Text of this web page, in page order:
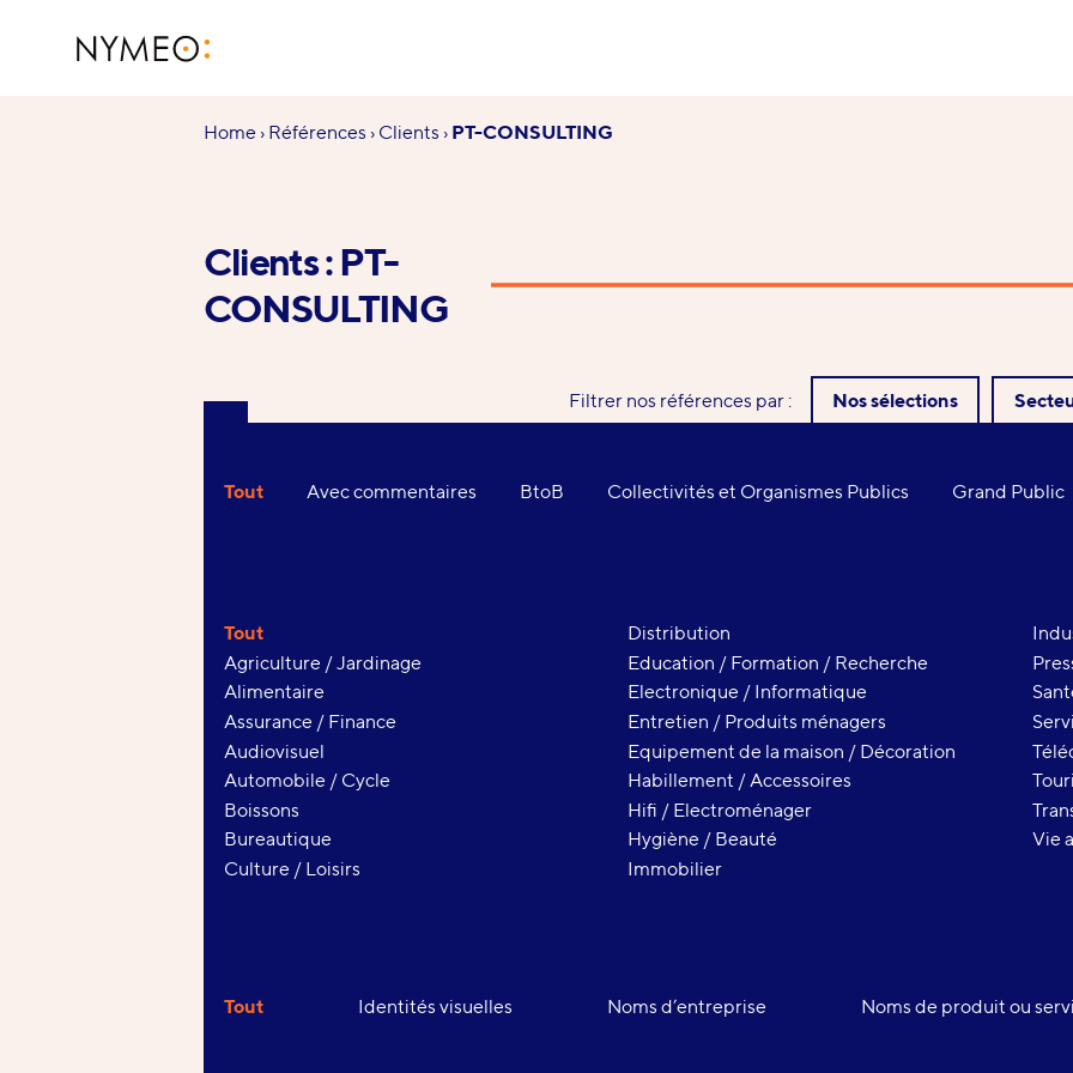
Vous
Home › Références › Clients › PT-CONSULTING
Clients : PT-
CONSULTING
Filtrer nos références par : Nos sélections
sélections
Tout Avec commentaires BtoB Collectivités et Organismes Publics Grand Public
Tout
Agriculture / Jardinage
Alimentaire
Assurance / Finance
Audiovisuel
Automobile / Cycle
Boissons
Bureautique
Culture / Loisirs
Distribution
Education / Formation / Recherche
Electronique / Informatique
Entretien / Produits ménagers
Equipement de la maison / Décoration
Habillement / Accessoires
Hifi / Electroménager
Hygiène / Beauté
Immobilier
Vie
Tout Identités visuelles Noms d’entreprise Noms de produit ou